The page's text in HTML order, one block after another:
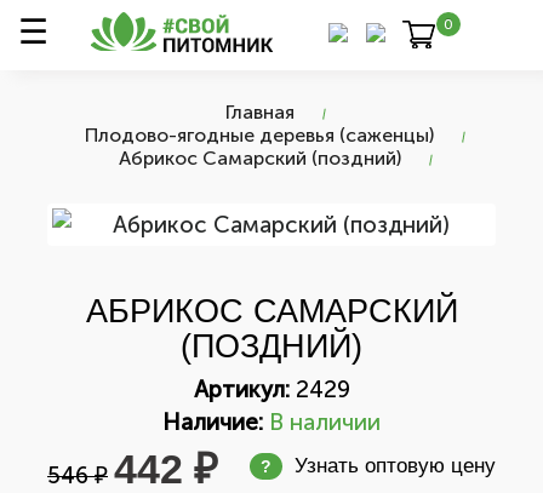
0
Главная
Плодово-ягодные деревья (саженцы)
Абрикос Самарский (поздний)
АБРИКОС САМАРСКИЙ
(ПОЗДНИЙ)
Артикул:2429
Наличие: В наличии
546 ₽ 442 ₽ ? Узнать оптовую цену